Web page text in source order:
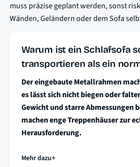
muss präzise geplant werden, sonst
Wänden, Geländern oder dem Sofa
Warum ist ein Schlafsofa
transportieren als ein
Der eingebaute Metallrahmen
es lässt sich nicht biegen oder
Gewicht und starre Abmessungen
machen enge Treppenhäuser zur
Herausforderung.
Mehr dazu